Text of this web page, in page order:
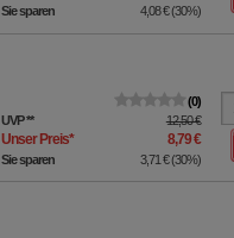
Sie sparen 4,08 €(30%)
0
UVP** 12,50 €
Unser Preis* 8,79 €
Sie sparen 3,71 €(30%)